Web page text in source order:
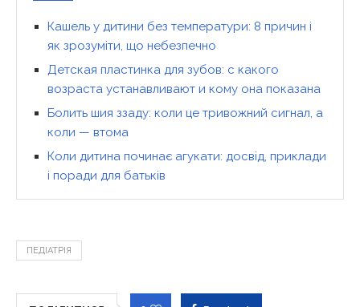
Кашель у дитини без температури: 8 причин і
як зрозуміти, що небезпечно
Детская пластинка для зубов: с какого
возраста устанавливают и кому она показана
Болить шия ззаду: коли це тривожний сигнал, а
коли — втома
Коли дитина починає агукати: досвід, приклади
і поради для батьків
ПЕДІАТРІЯ